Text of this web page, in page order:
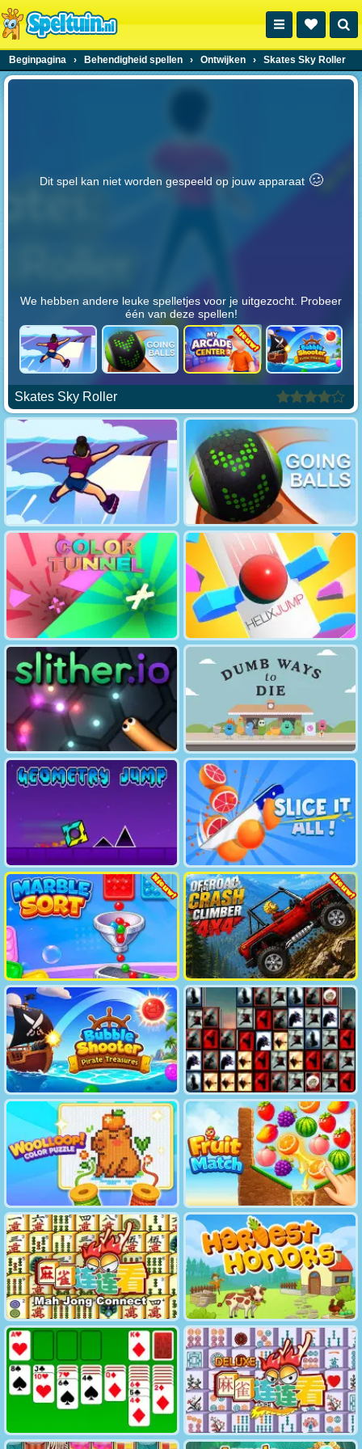
Beginpagina › Behendigheid spellen › Ontwijken › Skates Sky Roller
Dit spel kan niet worden gespeeld op jouw apparaat 🥴️
We hebben andere leuke spelletjes voor je uitgezocht. Probeer
één van deze spellen!
Skates Sky Roller